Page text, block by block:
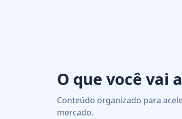
O que você vai
Conteúdo organizado para
mercado.